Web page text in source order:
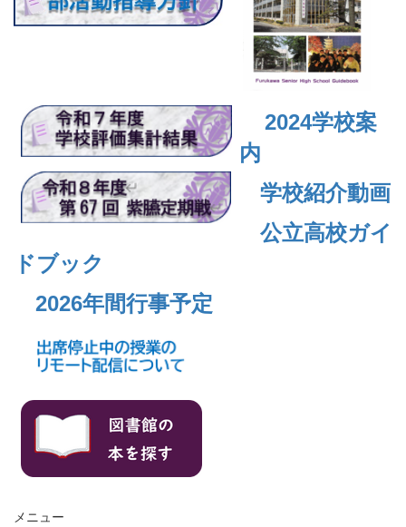
2024学校案
内
学校紹介動画
公立高校ガイ
ドブック
2026年間行事予定
メニュー